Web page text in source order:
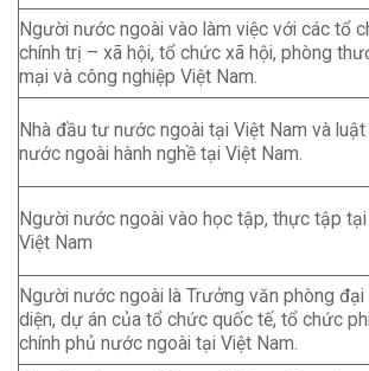
Người nước ngoài vào làm việc với các tổ
chính trị – xã hội, tổ chức xã hội, phòng
mại và công nghiệp Việt Nam.
Nhà đầu tư nước ngoài tại Việt Nam và
nước ngoài hành nghề tại Việt Nam.
Người nước ngoài vào học tập, thực tập tại
Việt Nam
Người nước ngoài là Trưởng văn phòng đại
diện, dự án của tổ chức quốc tế, tổ chức phi
chính phủ nước ngoài tại Việt Nam.